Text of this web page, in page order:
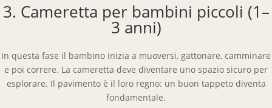
3. Cameretta per bambini piccoli (1–
3 anni)
In questa fase il bambino inizia a muoversi, gattonare, camminare
e poi correre. La cameretta deve diventare uno spazio sicuro per
esplorare. Il pavimento è il loro regno: un buon tappeto diventa
fondamentale.